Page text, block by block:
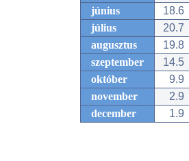
június
18.6
július
20.7
augusztus
19.8
szeptember
14.5
október
9.9
november
2.9
december
1.9